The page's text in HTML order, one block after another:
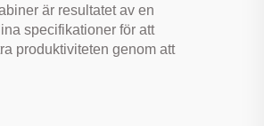
är resultatet av en
specifikationer för att
produktiviteten genom att